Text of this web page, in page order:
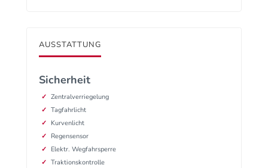
AUSSTATTUNG
Sicherheit
Zentralverriegelung
Tagfahrlicht
Kurvenlicht
Regensensor
Elektr. Wegfahrsperre
Traktionskontrolle